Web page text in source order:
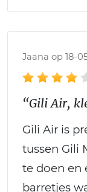
Jaana op 18-
“Gili Air,
Gili Air is
tussen Gili
te doen en
barretjes